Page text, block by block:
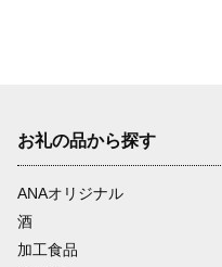
お礼の品から探す
ANAオリジナル
酒
加工食品